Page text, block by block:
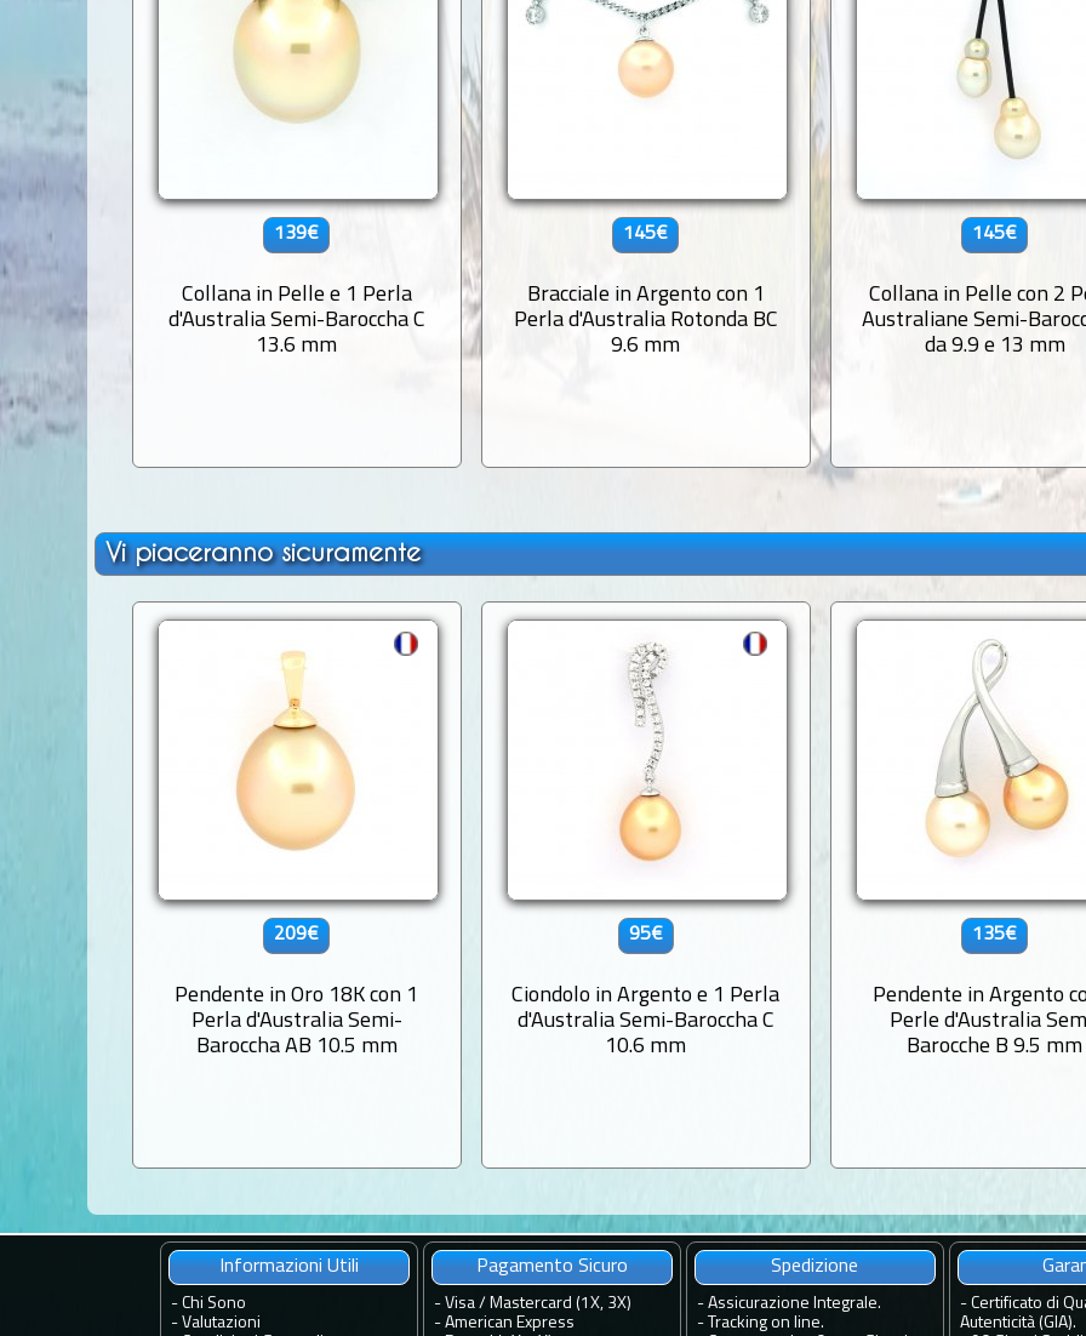
139€
Collana in Pelle e 1 Perla
d'Australia Semi-Baroccha C
13.6 mm
145€
Bracciale in Argento con 1
Perla d'Australia Rotonda BC
9.6 mm
145€
Collana in Pelle con 2
Australiane Semi-
da 9.9 e 13 mm
Vi piaceranno sicuramente
209€
Pendente in Oro 18K con 1
Perla d'Australia Semi-
Baroccha AB 10.5 mm
95€
Ciondolo in Argento e 1 Perla
d'Australia Semi-Baroccha C
10.6 mm
135€
Pendente in Argento
Perle d'Australia
Barocche B 9.5 mm
Informazioni Utili
- Chi Sono
- Valutazioni
Pagamento Sicuro
- Visa / Mastercard (1X, 3X)
- American Express
Spedizione
- Assicurazione Integrale.
- Tracking on line.
- Certificato di
Autenticità (GIA).